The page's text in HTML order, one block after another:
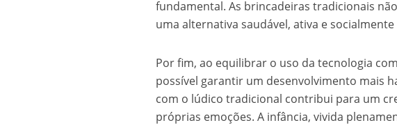
fundamental. As brincadeiras tradicionais
uma alternativa saudável, ativa e socialmente
Por fim, ao equilibrar o uso da tecnologia
possível garantir um desenvolvimento mais
com o lúdico tradicional contribui para um
próprias emoções. A infância, vivida